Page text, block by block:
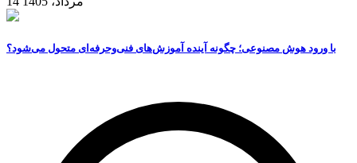
با ورود هوش مصنوعی؛ چگونه آینده آموزش‌های فنی‌وحرفه‌ای متحول می‌شود؟